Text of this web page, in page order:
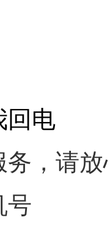
回电
，请放
号